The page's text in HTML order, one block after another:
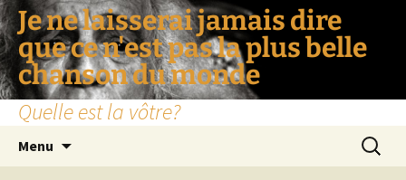
Je ne laisserai jamais dire
que ce n'est pas la plus belle
chanson du monde
Quelle est la vôtre?
Menu